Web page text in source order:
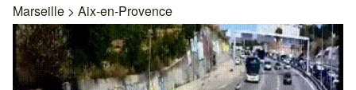
Marseille > Aix-en-Provence